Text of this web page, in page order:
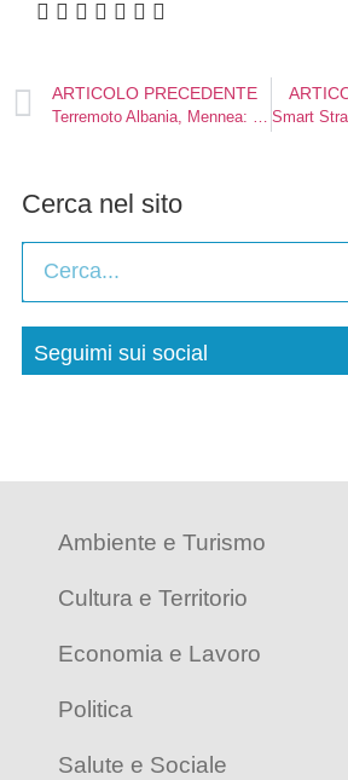
ARTICOLO PRECEDENTE
Terremoto Albania, Mennea: “Da Brindisi a Durazzo per dare supporto psicologico anche grazie alla Protezione civile”
Cerca nel sito
Seguimi sui social
Ambiente e Turismo
Cultura e Territorio
Economia e Lavoro
Politica
Salute e Sociale